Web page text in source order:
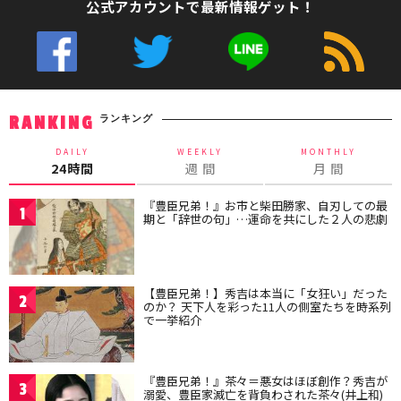
公式アカウントで最新情報ゲット！
RANKING ランキング
DAILY
24時間
WEEKLY
週 間
MONTHLY
月 間
1 『豊臣兄弟！』お市と柴田勝家、自刃しての最
期と「辞世の句」…運命を共にした２人の悲劇
2 【豊臣兄弟！】秀吉は本当に「女狂い」だった
のか？ 天下人を彩った11人の側室たちを時系列
で一挙紹介
3 『豊臣兄弟！』茶々＝悪女はほぼ創作？秀吉が
溺愛、豊臣家滅亡を背負わされた茶々(井上和)